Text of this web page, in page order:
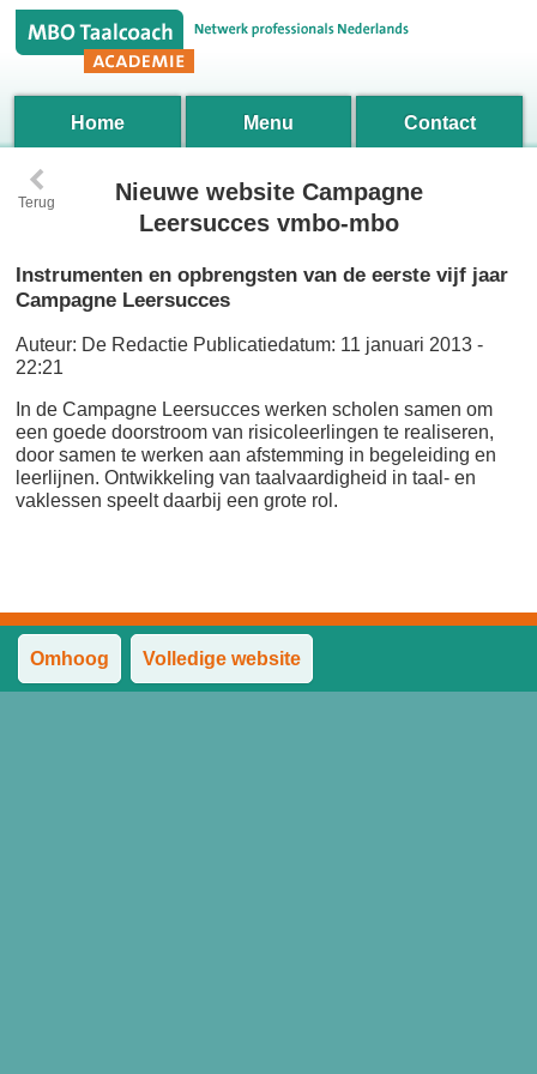
Home Menu Contact
‹
Terug
Nieuwe website Campagne
Leersucces vmbo-mbo
Instrumenten en opbrengsten van de eerste vijf jaar
Campagne Leersucces
Auteur: De Redactie Publicatiedatum: 11 januari 2013 -
22:21
In de Campagne Leersucces werken scholen samen om
een goede doorstroom van risicoleerlingen te realiseren,
door samen te werken aan afstemming in begeleiding en
leerlijnen. Ontwikkeling van taalvaardigheid in taal- en
vaklessen speelt daarbij een grote rol.
Omhoog Volledige website